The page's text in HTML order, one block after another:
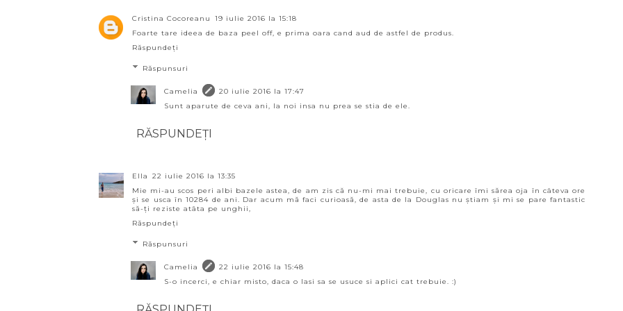
Cristina Cocoreanu
19 iulie 2016 la 15:18
Foarte tare ideea de baza peel off, e prima oara cand aud de astfel de produs.
Răspundeți
Răspunsuri
Camelia
20 iulie 2016 la 17:47
Sunt aparute de ceva ani, la noi insa nu prea se stia de ele.
RĂSPUNDEȚI
Ella
22 iulie 2016 la 13:35
Mie mi-au scos peri albi bazele astea, de am zis că nu-mi mai trebuie, cu oricare îmi sărea oja în câteva ore
și se usca în 10284 de ani. Dar acum mă faci curioasă, de asta de la Douglas nu știam și mi se pare fantastic
să-ți reziste atâta pe unghii,
Răspundeți
Răspunsuri
Camelia
22 iulie 2016 la 15:48
S-o incerci, e chiar misto, daca o lasi sa se usuce si aplici cat trebuie. :)